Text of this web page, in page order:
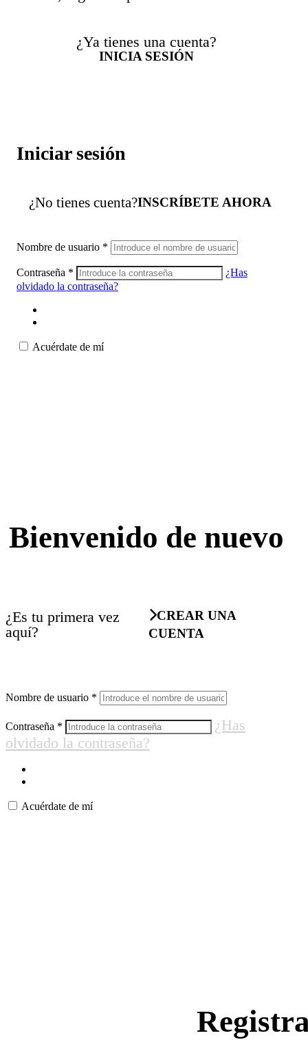
¿Ya tienes una cuenta?
INICIA SESIÓN
Iniciar sesión
¿No tienes cuenta?INSCRÍBETE AHORA
Nombre de usuario *
Contraseña *
¿Has
olvidado la contraseña?
Acuérdate de mí
Bienvenido de nuevo
¿Es tu primera vez
aquí?
CREAR UNA
CUENTA
Nombre de usuario *
Contraseña *
¿Has
olvidado la contraseña?
Acuérdate de mí